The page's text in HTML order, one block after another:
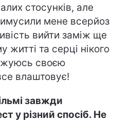
стосунків, але
мене всерйоз
вийти заміж ще
житті та серці нікого
своєю
влаштовує!
завжди
у різний спосіб. Не